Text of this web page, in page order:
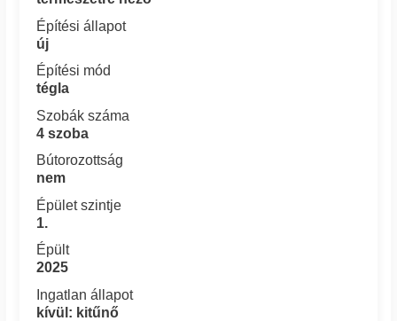
Építési állapot
új
Építési mód
tégla
Szobák száma
4 szoba
Bútorozottság
nem
Épület szintje
1.
Épült
2025
Ingatlan állapot
kívül: kitűnő